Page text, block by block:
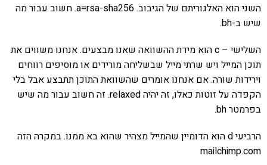
השני הוא האלגוריתם של הגיבוב. a=rsa-sha256. חשוב עבור מה
שיש ב-bh.
השלישי – c הוא מידת ההשוואה שאנו מבצעים. אנחנו משווים את
תוכן המייל ויש שרתי מייל שבשליחה מורידים או מוסיפים רווחים
וירידות שורה. אם אנחנו אומרים שהשוואת התוכן תתבצע אבל בלי
הקפדה על זוטות כאלו, זה יהיה relaxed. זה חשוב עבור מה שיש
בפרמטר bh.
הרביעי d הוא הדומיין שהמייל מצהיר שהוא בא ממנו. במקרה הזה
mailchimp.com